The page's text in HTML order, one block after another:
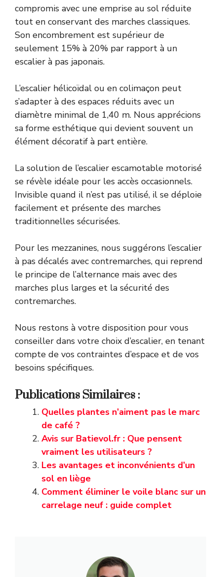
compromis avec une emprise au sol réduite
tout en conservant des marches classiques.
Son encombrement est supérieur de
seulement 15% à 20% par rapport à un
escalier à pas japonais.
L’escalier hélicoïdal ou en colimaçon peut
s’adapter à des espaces réduits avec un
diamètre minimal de 1,40 m. Nous apprécions
sa forme esthétique qui devient souvent un
élément décoratif à part entière.
La solution de l’escalier escamotable motorisé
se révèle idéale pour les accès occasionnels.
Invisible quand il n’est pas utilisé, il se déploie
facilement et présente des marches
traditionnelles sécurisées.
Pour les mezzanines, nous suggérons l’escalier
à pas décalés avec contremarches, qui reprend
le principe de l’alternance mais avec des
marches plus larges et la sécurité des
contremarches.
Nous restons à votre disposition pour vous
conseiller dans votre choix d’escalier, en tenant
compte de vos contraintes d’espace et de vos
besoins spécifiques.
Publications Similaires :
Quelles plantes n’aiment pas le marc
de café ?
Avis sur Batievol.fr : Que pensent
vraiment les utilisateurs ?
Les avantages et inconvénients d’un
sol en liège
Comment éliminer le voile blanc sur un
carrelage neuf : guide complet